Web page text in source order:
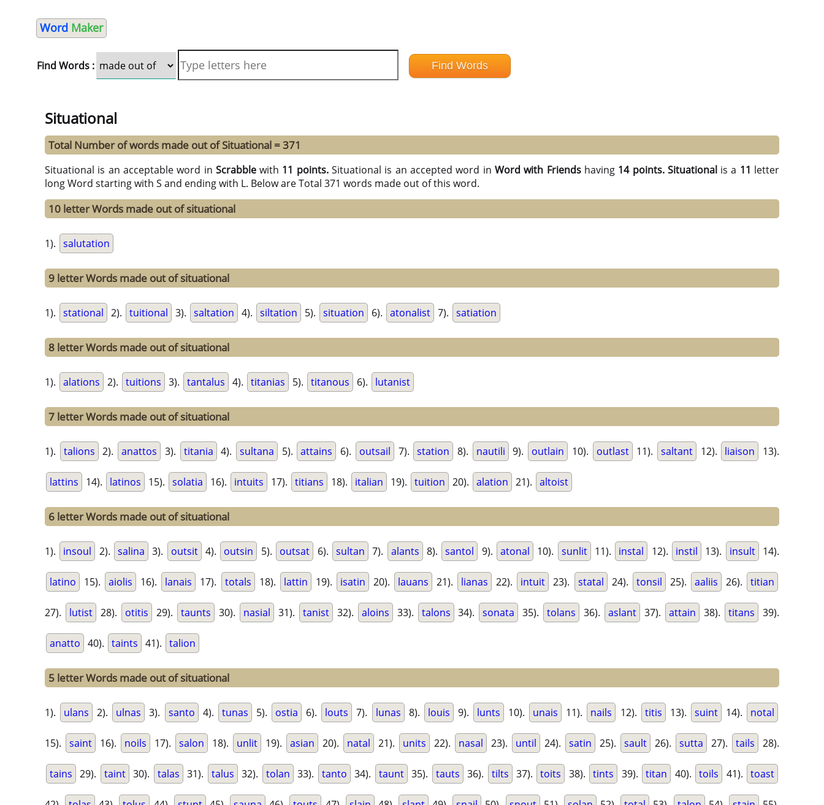
Word Maker
Find Words :
Situational
Total Number of words made out of Situational = 371
Situational is an acceptable word in Scrabblewith 11 points.Situational is an accepted word in Word with Friendshaving 14 points. Situationalis a 11 letter
long Word starting with S and ending with L. Below are Total 371 words made out of this word.
10 letter Words made out of situational
1). salutation
9 letter Words made out of situational
1). stational 2). tuitional 3). saltation 4). siltation 5). situation 6). atonalist 7). satiation
8 letter Words made out of situational
1). alations 2). tuitions 3). tantalus 4). titanias 5). titanous 6). lutanist
7 letter Words made out of situational
1). talions 2). anattos 3). titania 4). sultana 5). attains 6). outsail 7). station 8). nautili 9). outlain 10). outlast 11). saltant 12). liaison 13).
lattins 14). latinos 15). solatia 16). intuits 17). titians 18). italian 19). tuition 20). alation 21). altoist
6 letter Words made out of situational
1). insoul 2). salina 3). outsit 4). outsin 5). outsat 6). sultan 7). alants 8). santol 9). atonal 10). sunlit 11). instal 12). instil 13). insult 14).
latino 15). aiolis 16). lanais 17). totals 18). lattin 19). isatin 20). lauans 21). lianas 22). intuit 23). statal 24). tonsil 25). aaliis 26). titian
27). lutist 28). otitis 29). taunts 30). nasial 31). tanist 32). aloins 33). talons 34). sonata 35). tolans 36). aslant 37). attain 38). titans 39).
anatto 40). taints 41). talion
5 letter Words made out of situational
1). ulans 2). ulnas 3). santo 4). tunas 5). ostia 6). louts 7). lunas 8). louis 9). lunts 10). unais 11). nails 12). titis 13). suint 14). notal
15). saint 16). noils 17). salon 18). unlit 19). asian 20). natal 21). units 22). nasal 23). until 24). satin 25). sault 26). sutta 27). tails 28).
tains 29). taint 30). talas 31). talus 32). tolan 33). tanto 34). taunt 35). tauts 36). tilts 37). toits 38). tints 39). titan 40). toils 41). toast